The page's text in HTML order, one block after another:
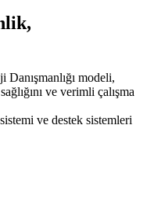
modeli,
ve verimli çalışma
ve destek sistemleri